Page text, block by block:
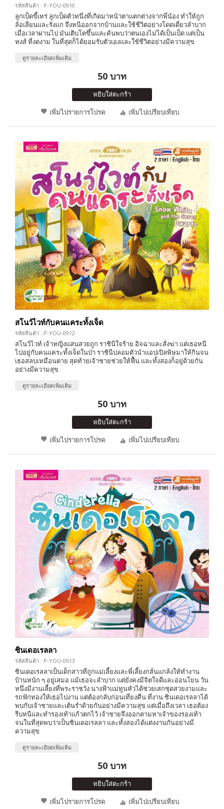
รหัสสินค้า : P-YOU-0910
ลูกเป็ดขี้เหร่ ลูกเป็ดตัวหนึ่งที่เกิดมาหน้าตาแตกต่างจากพี่น้อง ทำให้ถูก
ล้อเลียนและรังแก จึงหนีออกจากบ้านและใช้ชีวิตอย่างโดดเดี่ยวลำบาก
เมื่อเวลาผ่านไป มันเติบโตขึ้นและค้นพบว่าตนเองไม่ได้เป็นเป็ด แต่เป็น
หงส์ ที่งดงาม ในที่สุดก็ได้ยอมรับตัวเองและใช้ชีวิตอย่างมีความสุข
ดูรายละเอียดเพิ่มเติม
50 บาท
หยิบใส่ตะกร้า
เพิ่มไปรายการโปรด
เพิ่มไปเปรียบเทียบ
สโนว์ไวท์กับคนแคระทั้งเจ็ด
รหัสสินค้า : P-YOU-0912
สโนว์ไวท์ เจ้าหญิงแสนสวยถูก ราชินีใจร้าย อิจฉาและสั่งฆ่า แต่เธอหนี
ไปอยู่กับคนแคระทั้งเจ็ดในป่า ราชินีปลอมตัวนำแอปเปิลพิษมาให้กินจน
เธอสลบเหมือนตาย สุดท้ายเจ้าชายช่วยให้ฟื้น และทั้งสองก็อยู่ด้วยกัน
อย่างมีความสุข
ดูรายละเอียดเพิ่มเติม
50 บาท
หยิบใส่ตะกร้า
เพิ่มไปรายการโปรด
เพิ่มไปเปรียบเทียบ
ซินเดอเรลลา
รหัสสินค้า : P-YOU-0913
ซินเดอเรลลาเป็นเด็กสาวที่ถูกแม่เลี้ยงและพี่เลี้ยงกลั่นแกล้งให้ทำงาน
บ้านหนัก ๆ อยู่เสมอ แม้เธอจะลำบาก แต่ยังคงมีจิตใจดีและอ่อนโยน วัน
หนึ่งมีงานเลี้ยงที่พระราชวัง นางฟ้าแม่ทูนหัวได้ช่วยเสกชุดสวยงามและ
รถฟักทองให้เธอไปงาน แต่ต้องกลับก่อนเที่ยงคืน ที่งาน ซินเดอเรลลาได้
พบกับเจ้าชายและเต้นรำด้วยกันอย่างมีความสุข แต่เมื่อถึงเวลา เธอต้อง
รีบหนีและทำรองเท้าแก้วตกไว้ เจ้าชายจึงออกตามหาเจ้าของรองเท้า
จนในที่สุดพบว่าเป็นซินเดอเรลลา และทั้งสองได้แต่งงานกันอย่างมี
ความสุข
ดูรายละเอียดเพิ่มเติม
50 บาท
หยิบใส่ตะกร้า
เพิ่มไปรายการโปรด
เพิ่มไปเปรียบเทียบ